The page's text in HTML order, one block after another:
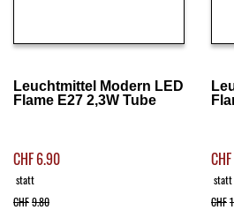
Leuchtmittel Modern LED
Flame E27 2,3W Tube
CHF6.90
statt
CHF9.80
CHF
statt
CHF